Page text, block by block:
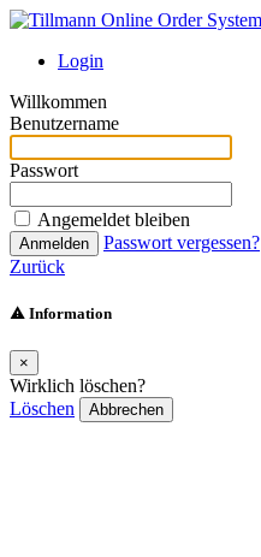
Login
Willkommen
Benutzername
Passwort
Angemeldet bleiben
Anmelden
Passwort vergessen?
Zurück
Information
×
Wirklich löschen?
Löschen
Abbrechen